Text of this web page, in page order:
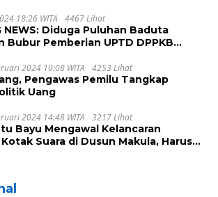
18:26 WITA 4467 Lihat
Diduga Puluhan Baduta
Bubur Pemberian UPTD DPPKB
2024 10:08 WITA 4253 Lihat
Pengawas Pemilu Tangkap
Uang
2024 14:48 WITA 3217 Lihat
Mengawal Kelancaran
Suara di Dusun Makula, Harus